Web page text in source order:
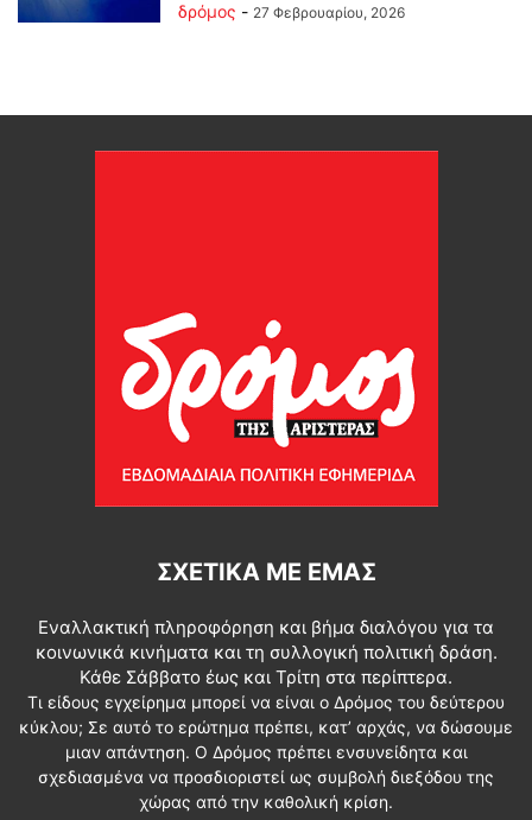
δρόμος - 27 Φεβρουαρίου, 2026
ΣΧΕΤΙΚΆ ΜΕ ΕΜΆΣ
Εναλλακτική πληροφόρηση και βήμα διαλόγου για τα
κοινωνικά κινήματα και τη συλλογική πολιτική δράση.
Κάθε Σάββατο έως και Τρίτη στα περίπτερα.
Τι είδους εγχείρημα μπορεί να είναι ο Δρόμος του δεύτερου
κύκλου; Σε αυτό το ερώτημα πρέπει, κατ’ αρχάς, να δώσουμε
μιαν απάντηση. Ο Δρόμος πρέπει ενσυνείδητα και
σχεδιασμένα να προσδιοριστεί ως συμβολή διεξόδου της
χώρας από την καθολική κρίση.